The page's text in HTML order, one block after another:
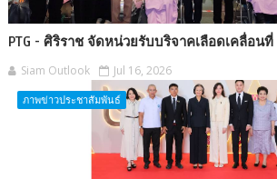
PTG - ศิริราช จัดหน่วยรับบริจาคเลือดเคลื่อนที่
Siam Outlook Jul 16, 2026
ภาพข่าวประชาสัมพันธ์